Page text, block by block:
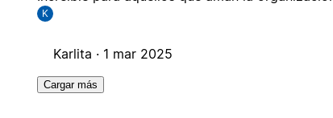
K
Karlita · 1 mar 2025
Cargar más